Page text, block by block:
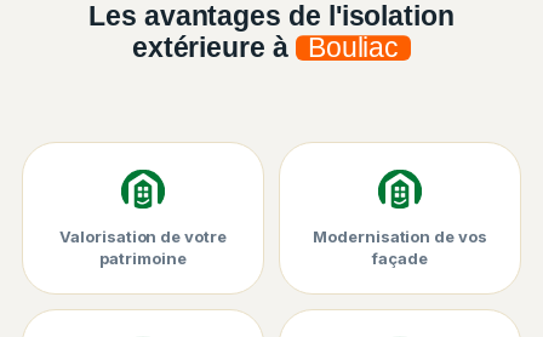
Les avantages de l'isolation
extérieure à
Bouliac
Valorisation de votre
patrimoine
Modernisation de vos
façade